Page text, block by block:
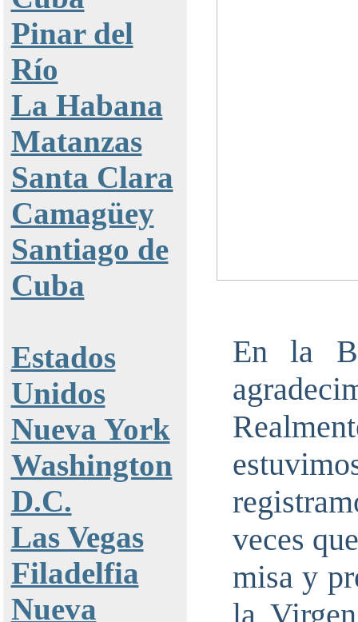
Pinar del
Río
La Habana
Matanzas
Santa Clara
Camagüey
Santiago de
Cuba
Estados
Unidos
Nueva York
Washington
D.C.
Las Vegas
Filadelfia
Nueva
En la
veces
misa y
la